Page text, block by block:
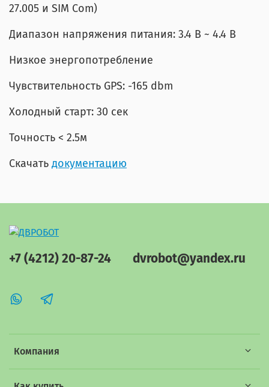
27.005 и SIM Com)
Диапазон напряжения питания: 3.4 В ~ 4.4 В
Низкое энергопотребление
Чувствительность GPS: -165 dbm
Холодный старт: 30 сек
Точность < 2.5м
Скачать документацию
Компания
+7 (4212) 20-87-24 dvrobot@yandex.ru